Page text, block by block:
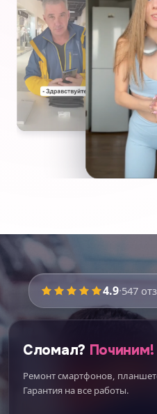
4.9·547
Сломал? Починим!
Ремонт смартфонов,
Гарантия на все работы.